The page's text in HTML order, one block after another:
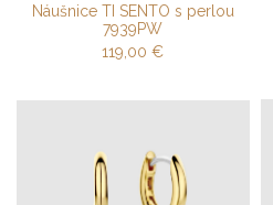
Náušnice TI SENTO s perlou
7939PW
119,00€